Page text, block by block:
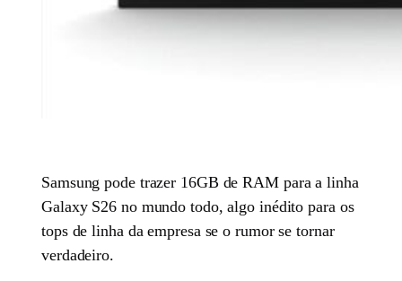
Samsung pode trazer 16GB de RAM para a linha
Galaxy S26 no mundo todo, algo inédito para os
tops de linha da empresa se o rumor se tornar
verdadeiro.